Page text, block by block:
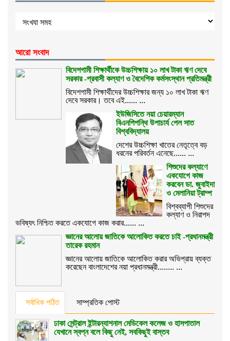
আরো সংবাদ
বিদেশগামী শিক্ষার্থীকে উচ্চশিক্ষায় ১০ লাখ টাকা ঋণ দেবে
সরকার -প্রবাসী কল্যাণ ও বৈদেশিক কর্মসংস্থান প্রতিমন্ত্রী
বিদেশগামী শিক্ষার্থীদের উচ্চশিক্ষার জন্য ১০ লাখ টাকা ঋণ
দেবে সরকার। তবে এই...... ...
ইউজিসিতে নয়া চেয়ারম্যান
বিএনপিপন্থি উপাচার্য পেল সাত
বিশ্ববিদ্যালয়
দেশের উচ্চশিক্ষা খাতের নেতৃত্বে বড়
ধরনের পরিবর্তন এনেছে...... ...
শিশুদের কল্যাণে
একযোগে কাজ
করবেন ডা. জুবাইদা
ও মেলানিয়া ট্রাম্প
বিশ্বব্যাপী শিশুদের
কল্যাণ ও নিরাপদ
ভবিষ্যৎ নিশ্চিত করতে একযোগে কাজ করার...... ...
জ্ঞানের আলোয় জাতিকে আলোকিত করতে চাই -প্রধানমন্ত্রী
তারেক রহমান
জ্ঞানের আলোয় জাতিকে আলোকিত করার অভিপ্রায় ব্যক্ত
করেছেন বাংলাদেশের নয়া প্রধানমন্ত্রী........ ...
সর্বাধিক পঠিত সাম্প্রতিক পোস্ট
ঢাকা সেন্ট্রাল ইন্টারন্যাশনাল মেডিকেল কলেজ ও হাসপাতাল
যেখানে স্বপ্ন বলে কিছু নেই, সবকিছুই বাস্তব